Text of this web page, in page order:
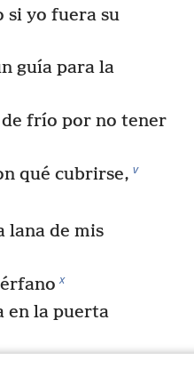
si yo fuera su
guía para la
frío por no tener
qué cubrirse, v
lana de mis
x
en la puerta